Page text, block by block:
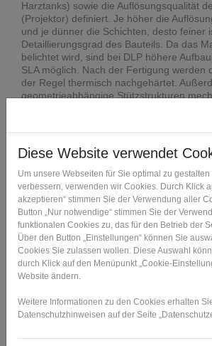
Harztanks) sowie die Auflösungsqualität
(Projektor) definiert. Je höher die
und je dünner die Schichten, desto feiner
Detaillierungsgrad des Bauteils. Da das
belichtet wird, sind bei DLP höhere
SLA möglich. Nach der Fertigung werden
der Regel thermisch nachgehärtet.
geometrieabhängige Stützstrukturen
der Luft- und Raumfahrt.
Perfektion im Detail – auch in Serie
Mit DLP lassen sich Bauteile mit einer
zu 100 mm/h herstellen, die durch einen
Detaillierungsgrad, scharfe Konturen und
Oberflächen überzeugen. Aufgrund der
stehenden Materialvielfalt können feste
Werkstoffe mit thermoplastikähnlichem
gummiähnliche, gießbare, hitzebeständige
verarbeitet werden. Insofern ist DLP nicht
qualitativer Sicht, sondern auch aus
eignet sich ideal für die Herstellung von: